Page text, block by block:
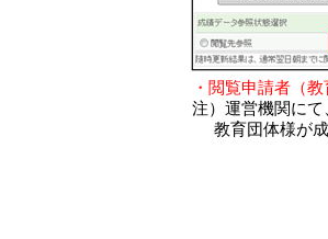
・閲覧申請者（
注）運営機関に
教育団体様が